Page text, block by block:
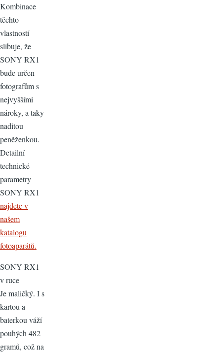
Kombinace
těchto
vlastností
slibuje, že
SONY RX1
bude určen
fotografům s
nejvyššími
nároky, a taky
naditou
peněženkou.
Detailní
technické
parametry
SONY RX1
najdete v
našem
katalogu
fotoaparátů.
SONY RX1
v ruce
Je maličký. I s
kartou a
baterkou váží
pouhých 482
gramů, což na